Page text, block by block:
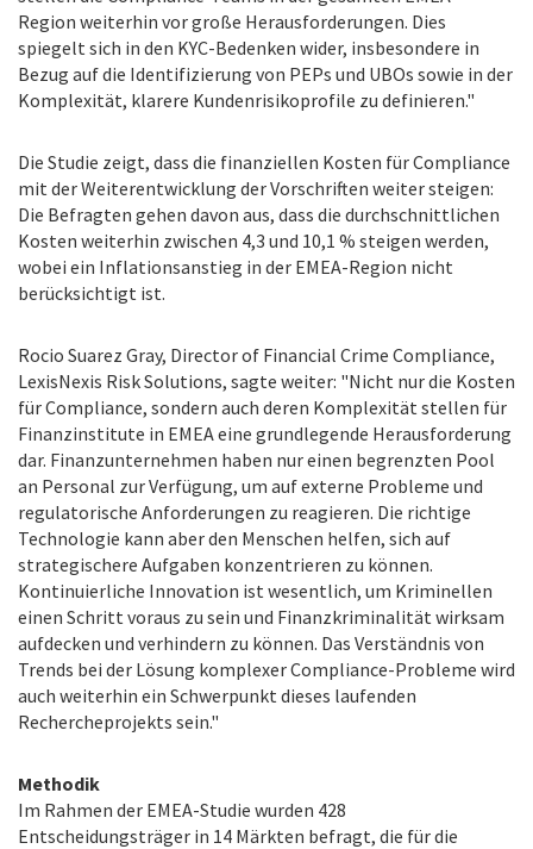
Region weiterhin vor große Herausforderungen. Dies
spiegelt sich in den KYC-Bedenken wider, insbesondere in
Bezug auf die Identifizierung von PEPs und UBOs sowie in der
Komplexität, klarere Kundenrisikoprofile zu definieren."
Die Studie zeigt, dass die finanziellen Kosten für Compliance
mit der Weiterentwicklung der Vorschriften weiter steigen:
Die Befragten gehen davon aus, dass die durchschnittlichen
Kosten weiterhin zwischen 4,3 und 10,1 % steigen werden,
wobei ein Inflationsanstieg in der EMEA-Region nicht
berücksichtigt ist.
Rocio Suarez Gray, Director of Financial Crime Compliance,
LexisNexis Risk Solutions, sagte weiter: "Nicht nur die Kosten
für Compliance, sondern auch deren Komplexität stellen für
Finanzinstitute in EMEA eine grundlegende Herausforderung
dar. Finanzunternehmen haben nur einen begrenzten Pool
an Personal zur Verfügung, um auf externe Probleme und
regulatorische Anforderungen zu reagieren. Die richtige
Technologie kann aber den Menschen helfen, sich auf
strategischere Aufgaben konzentrieren zu können.
Kontinuierliche Innovation ist wesentlich, um Kriminellen
einen Schritt voraus zu sein und Finanzkriminalität wirksam
aufdecken und verhindern zu können. Das Verständnis von
Trends bei der Lösung komplexer Compliance-Probleme wird
auch weiterhin ein Schwerpunkt dieses laufenden
Rechercheprojekts sein."
Methodik
Im Rahmen der EMEA-Studie wurden 428
Entscheidungsträger in 14 Märkten befragt, die für die